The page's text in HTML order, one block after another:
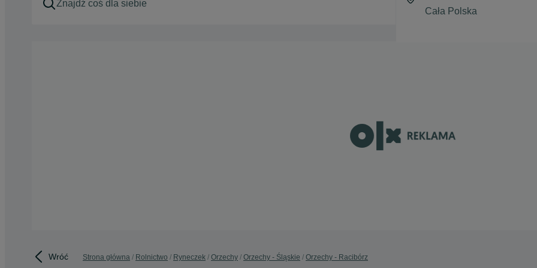
Wróć Strona główna Rolnictwo Ryneczek Orzechy Orzechy - Śląskie Orzechy - Racibórz